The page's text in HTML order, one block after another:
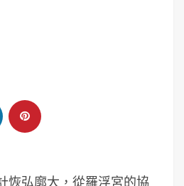
弘廓大，從羅浮宮的協